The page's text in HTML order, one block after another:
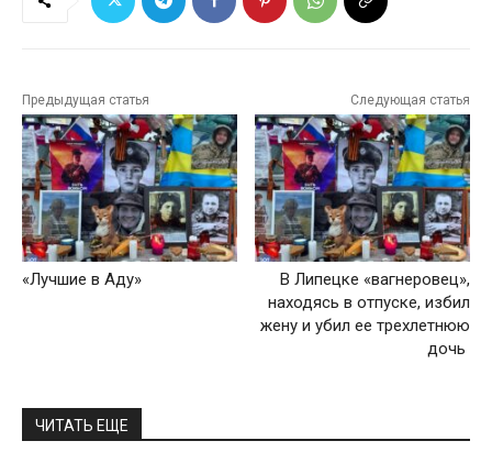
Предыдущая статья
«Лучшие в Аду»
Следующая статья
В Липецке «вагнеровец»,
находясь в отпуске, избил
жену и убил ее трехлетнюю
дочь
ЧИТАТЬ ЕЩЕ